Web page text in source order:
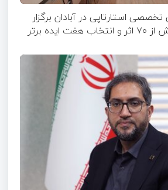
استارتاپی در آبادان برگزار
برتر